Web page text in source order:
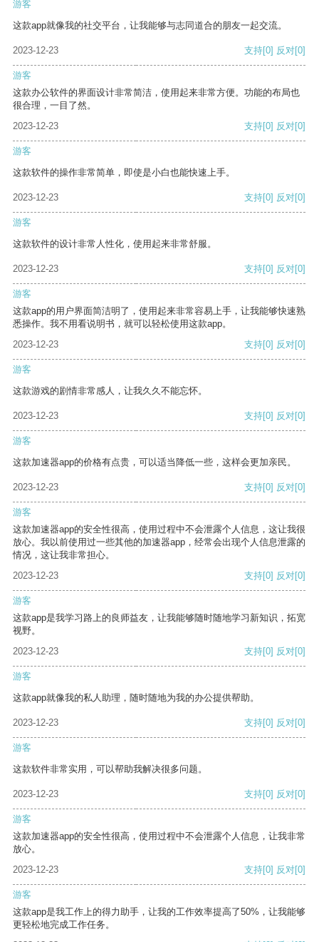
游客
这款app就像我的社交平台，让我能够与志同道合的朋友一起交流。
2023-12-23 支持[0] 反对[0]
游客
这款办公软件的界面设计非常简洁，使用起来非常方便。功能的布局也
很合理，一目了然。
2023-12-23
支持[0] 反对[0]
游客
这款软件的操作非常简单，即使是小白也能快速上手。
2023-12-23 支持[0] 反对[0]
游客
这款软件的设计非常人性化，使用起来非常舒服。
2023-12-23 支持[0] 反对[0]
游客
这款app的用户界面简洁明了，使用起来非常容易上手，让我能够快速熟
悉操作。我不用看说明书，就可以轻松使用这款app。
2023-12-23
支持[0] 反对[0]
游客
这款游戏的剧情非常感人，让我久久不能忘怀。
2023-12-23 支持[0] 反对[0]
游客
这款加速器app的价格有点贵，可以适当降低一些，这样会更加亲民。
2023-12-23 支持[0] 反对[0]
游客
这款加速器app的安全性很高，使用过程中不会泄露个人信息，这让我很
放心。我以前使用过一些其他的加速器app，经常会出现个人信息泄露的
情况，这让我非常担心。
2023-12-23
支持[0] 反对[0]
游客
这款app是我学习路上的良师益友，让我能够随时随地学习新知识，拓宽
视野。
2023-12-23
支持[0] 反对[0]
游客
这款app就像我的私人助理，随时随地为我的办公提供帮助。
2023-12-23 支持[0] 反对[0]
游客
这款软件非常实用，可以帮助我解决很多问题。
2023-12-23 支持[0] 反对[0]
游客
这款加速器app的安全性很高，使用过程中不会泄露个人信息，让我非常
放心。
2023-12-23
支持[0] 反对[0]
游客
这款app是我工作上的得力助手，让我的工作效率提高了50%，让我能够
更轻松地完成工作任务。